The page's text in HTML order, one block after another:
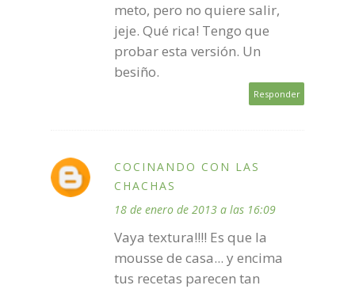
meto, pero no quiere salir,
jeje. Qué rica! Tengo que
probar esta versión. Un
besiño.
Responder
COCINANDO CON LAS
CHACHAS
18 de enero de 2013 a las 16:09
Vaya textura!!!! Es que la
mousse de casa... y encima
tus recetas parecen tan